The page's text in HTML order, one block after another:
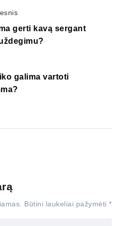
gerti kavą sergant
galima vartoti
Būtini laukeliai pažymėti *